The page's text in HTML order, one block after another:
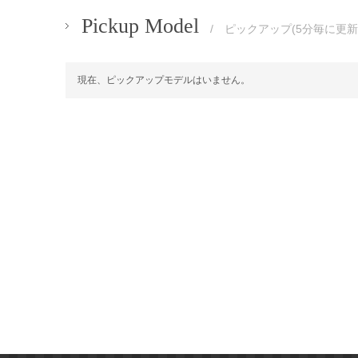
Pickup Model / ピックアップ(5分毎に更
現在、ピックアップモデルはいません。